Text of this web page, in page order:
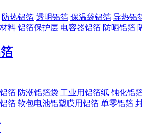
防热铝箔 透明铝箔 保温袋铝箔 导热铝
料 铝箔保护层 电容器铝箔 防晒铝箔
箔 防潮铝箔袋 工业用铝箔纸 钝化铝
箔 软包电池铝塑膜用铝箔 单零铝箔